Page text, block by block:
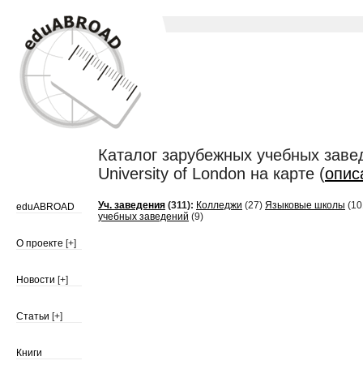
Каталог зарубежных учебных
University of London на карте (
eduABROAD
О проекте [+]
Новости [+]
Статьи [+]
Книги
Уч. заведения (311): Колледжи (27) Языковые школы
учебных заведений (9)